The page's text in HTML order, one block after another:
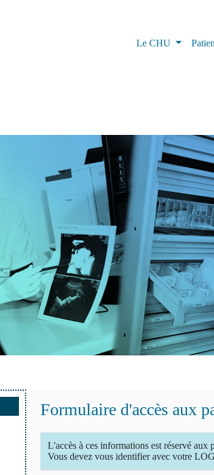
Le CHU
Formulaire d'accès aux
L'accès à ces informations est réservé aux
Vous devez vous identifier avec votre